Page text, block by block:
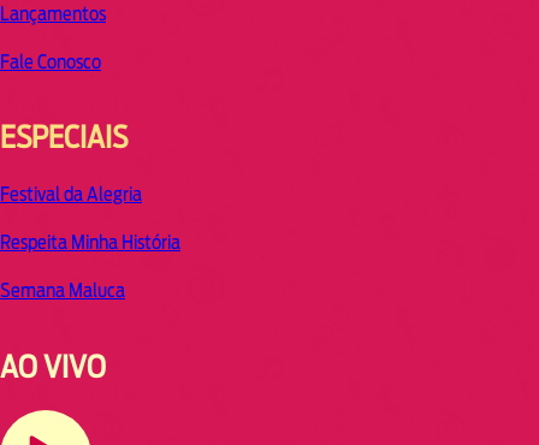
Lançamentos
Fale Conosco
ESPECIAIS
Festival da Alegria
Respeita Minha História
Semana Maluca
AO VIVO